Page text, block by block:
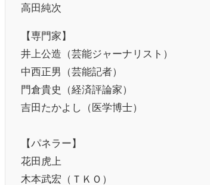
高田純次
【専門家】
井上公造（芸能ジャーナリスト）
中西正男（芸能記者）
門倉貴史（経済評論家）
吉田たかよし（医学博士）
【パネラー】
花田虎上
木本武宏（ＴＫＯ）